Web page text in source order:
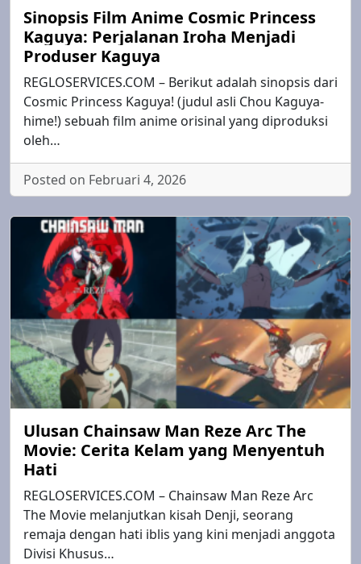
Sinopsis Film Anime Cosmic Princess
Kaguya: Perjalanan Iroha Menjadi
Produser Kaguya
REGLOSERVICES.COM – Berikut adalah sinopsis dari
Cosmic Princess Kaguya! (judul asli Chou Kaguya-
hime!) sebuah film anime orisinal yang diproduksi
oleh…
Posted on Februari 4, 2026
Ulusan Chainsaw Man Reze Arc The
Movie: Cerita Kelam yang Menyentuh
Hati
REGLOSERVICES.COM – Chainsaw Man Reze Arc
The Movie melanjutkan kisah Denji, seorang
remaja dengan hati iblis yang kini menjadi anggota
Divisi Khusus…